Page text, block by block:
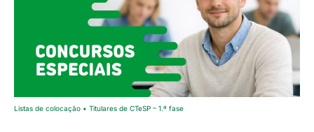
Listas de colocação • Titulares de CTeSP – 1.ª fase